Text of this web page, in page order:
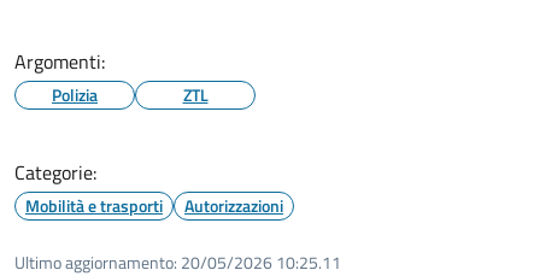
Argomenti:
Polizia ZTL
Categorie:
Mobilità e trasporti Autorizzazioni
Ultimo aggiornamento: 20/05/2026 10:25.11